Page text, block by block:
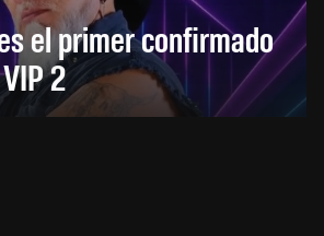
el primer confirmado
2